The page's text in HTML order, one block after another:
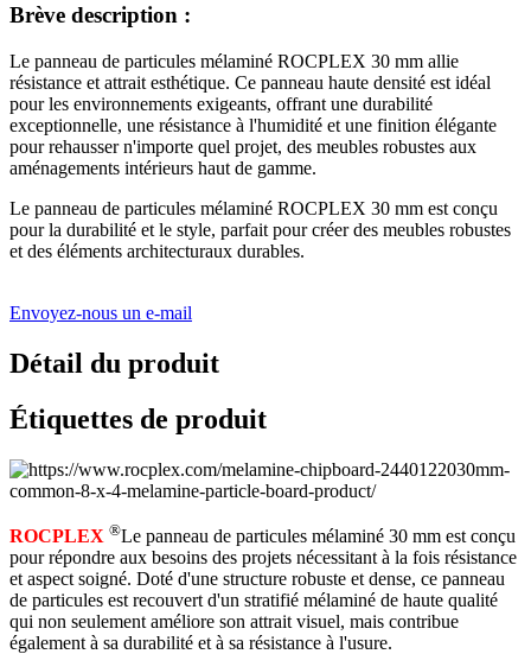
Brève description :
Le panneau de particules mélaminé ROCPLEX 30 mm allie
résistance et attrait esthétique. Ce panneau haute densité est idéal
pour les environnements exigeants, offrant une durabilité
exceptionnelle, une résistance à l'humidité et une finition élégante
pour rehausser n'importe quel projet, des meubles robustes aux
aménagements intérieurs haut de gamme.
Le panneau de particules mélaminé ROCPLEX 30 mm est conçu
pour la durabilité et le style, parfait pour créer des meubles robustes
et des éléments architecturaux durables.
Envoyez-nous un e-mail
Détail du produit
Étiquettes de produit
ROCPLEX ®Le panneau de particules mélaminé 30 mm est conçu
pour répondre aux besoins des projets nécessitant à la fois résistance
et aspect soigné. Doté d'une structure robuste et dense, ce panneau
de particules est recouvert d'un stratifié mélaminé de haute qualité
qui non seulement améliore son attrait visuel, mais contribue
également à sa durabilité et à sa résistance à l'usure.